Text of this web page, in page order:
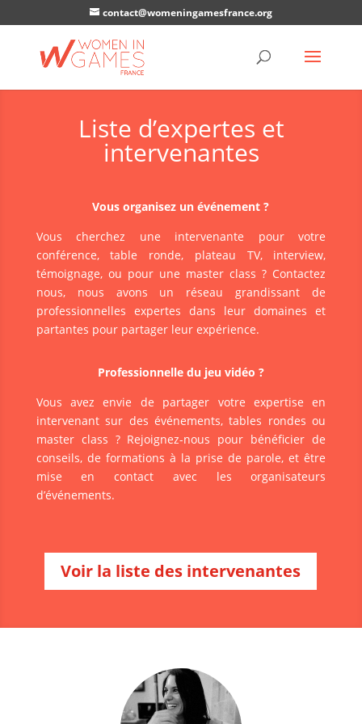
contact@womeningamesfrance.org
Liste d’expertes et
intervenantes
Vous organisez un événement ?
Vous cherchez une intervenante pour votre
conférence, table ronde, plateau TV, interview,
témoignage, ou pour une master class ? Contactez
nous, nous avons un réseau grandissant de
professionnelles expertes dans leur domaines et
partantes pour partager leur expérience.
Professionnelle du jeu vidéo ?
Vous avez envie de partager votre expertise en
intervenant sur des événements, tables rondes ou
master class ? Rejoignez-nous pour bénéficier de
conseils, de formations à la prise de parole, et être
mise en contact avec les organisateurs
d’événements.
Voir la liste des intervenantes